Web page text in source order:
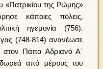
«Πατρικίου της Ρώμης»
κάποιες πόλεις,
ηγεμονία (756).
(748-814) ανανέωσε
Πάπα Αδριανό Α΄
από μέρους του